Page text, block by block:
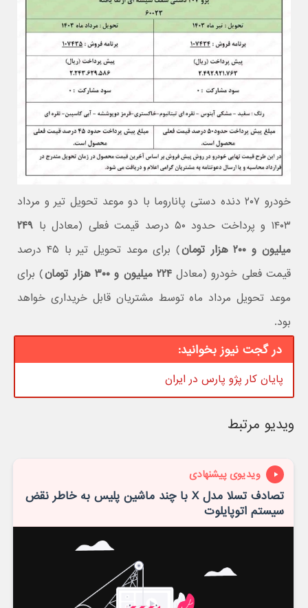
خودرو ۲۰۷ دنده دستی پاناروما با دو موعد تحویل تیر و مرداد
۱۴۰۳ و پرداخت حدود ۵۰ درصد قیمت فعلی (معادل با
۲۴۹
میلیون و ۲۰۰ هزار تومان
) برای موعد تحویل تیر با ۴۵ درصد
قیمت فعلی خودرو (معادل۲۲۴ میلیون و ۳۰۰ هزار تومان
) برای
موعد تحویل مرداد ماه توسط مشتریان قابل خریداری خواهد
بود.
در گجت نیوز بخوانید:
پایان کار پژو پارس در ایران
ویدیو مرتبط
ویدیوی پیشنهادی
تصادف تسلا مدل X با چند ماشین پلیس به خاطر نقض
سیستم اتوپایلوت